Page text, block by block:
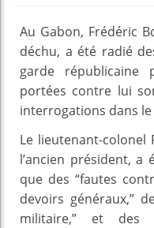
Au Gabon, Frédéric
déchu, a été radié
garde républicaine
portées contre lui
interrogations dans le
Le lieutenant-colonel
l’ancien président,
que des “fautes
devoirs généraux,”
militaire,” et des